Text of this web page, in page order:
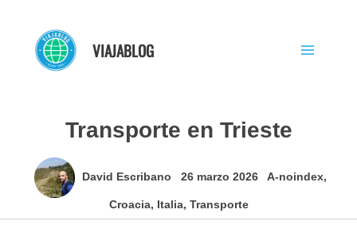
contenido
VIAJABLOG
Transporte en Trieste
David Escribano 26 marzo 2026 A-noindex,
Croacia, Italia, Transporte